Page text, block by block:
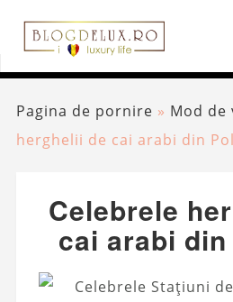
Pagina de pornire » Mod de
herghelii de cai arabi din
Celebrele
cai arabi